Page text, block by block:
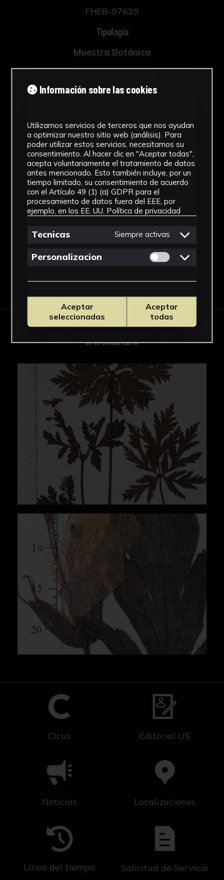
FHEB-07629
Tipología
Muestra Botánica
Cronología
SF
Fondo Herbario
Inscripciones
U-046
Género
Geranium
Descargar Ficha
IMÁGENES
Cicus Editorial US
Noticias Localizaciones
Línea del tiempo Solicitud de Servicio
Información sobre las cookies
Utilizamos servicios de terceros que nos ayudan
a optimizar nuestro sitio web (análisis). Para
poder utilizar estos servicios, necesitamos su
consentimiento. Al hacer clic en "Aceptar todas",
acepta voluntariamente el tratamiento de datos
antes mencionado. Esto también incluye, por un
tiempo limitado, su consentimiento de acuerdo
con el Artículo 49 (1) (a) GDPR para el
procesamiento de datos fuera del EEE, por
ejemplo, en los EE. UU. Política de privacidad
Tecnicas Siempre activas
Personalizacion Permitir cookies
Aceptar
seleccionadas
Aceptar
todas